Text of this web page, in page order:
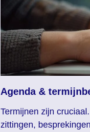
Agenda &
Termijnen zijn
zittingen,